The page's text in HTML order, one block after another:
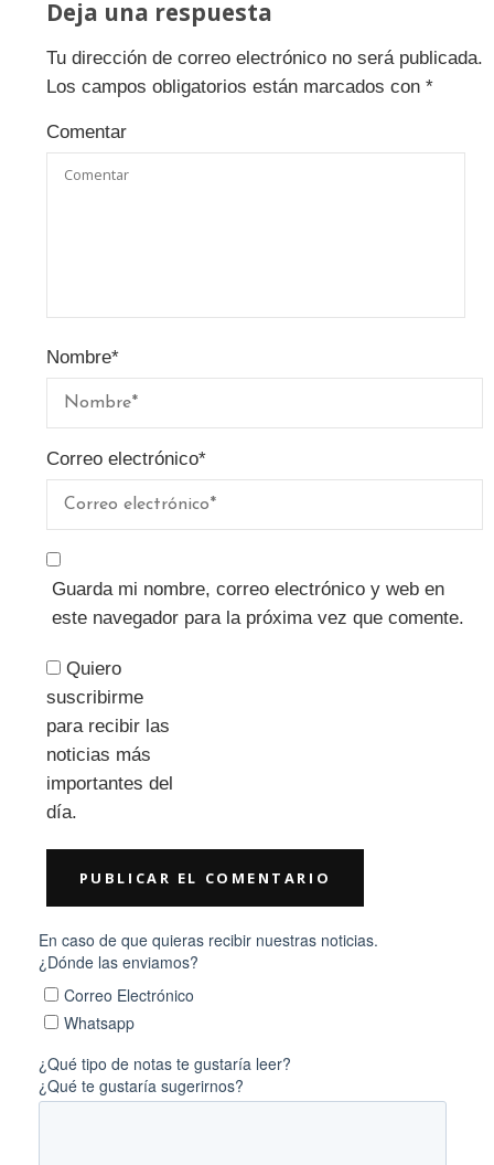
Deja una respuesta
Tu dirección de correo electrónico no será publicada.
Los campos obligatorios están marcados con *
Comentar
Nombre*
Correo electrónico*
Guarda mi nombre, correo electrónico y web en
este navegador para la próxima vez que comente.
Quiero
suscribirme
para recibir las
noticias más
importantes del
día.